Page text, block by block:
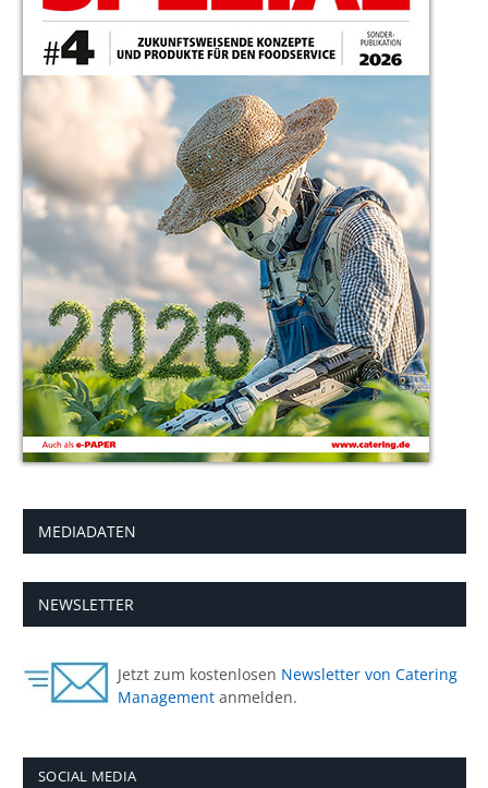
MEDIADATEN
NEWSLETTER
Jetzt zum kostenlosen Newsletter von Catering
Management anmelden.
SOCIAL MEDIA